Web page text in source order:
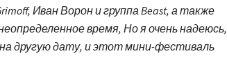
Иван Ворон и группа Beast, а также
время, Но я очень надеюсь,
другую дату, и этот мини-фестиваль